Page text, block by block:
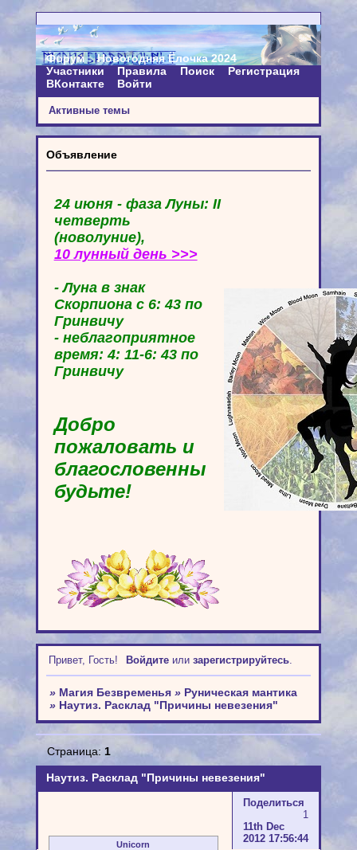
Форум
Новогодняя Ёлочка 2024
Участники
Правила Поиск
Регистрация
ВКонтакте
Войти
Активные темы
Объявление
24 июня - фаза Луны: II
четверть
(новолуние),
10 лунный день >>>
- Луна в знак
Скорпиона с 6: 43 по
Гринвичу
- неблагоприятное
время: 4: 11-6: 43 по
Гринвичу
Добро
пожаловать и
благословенны
будьте!
Привет, Гость! Войдитеили зарегистрируйтесь.
» Магия Безвременья » Руническая мантика
» Наутиз. Расклад "Причины невезения"
Наутиз. Расклад "Причины невезения"
Страница: 1
Поделиться
1
11th Dec
2012 17:56:44
Unicorn